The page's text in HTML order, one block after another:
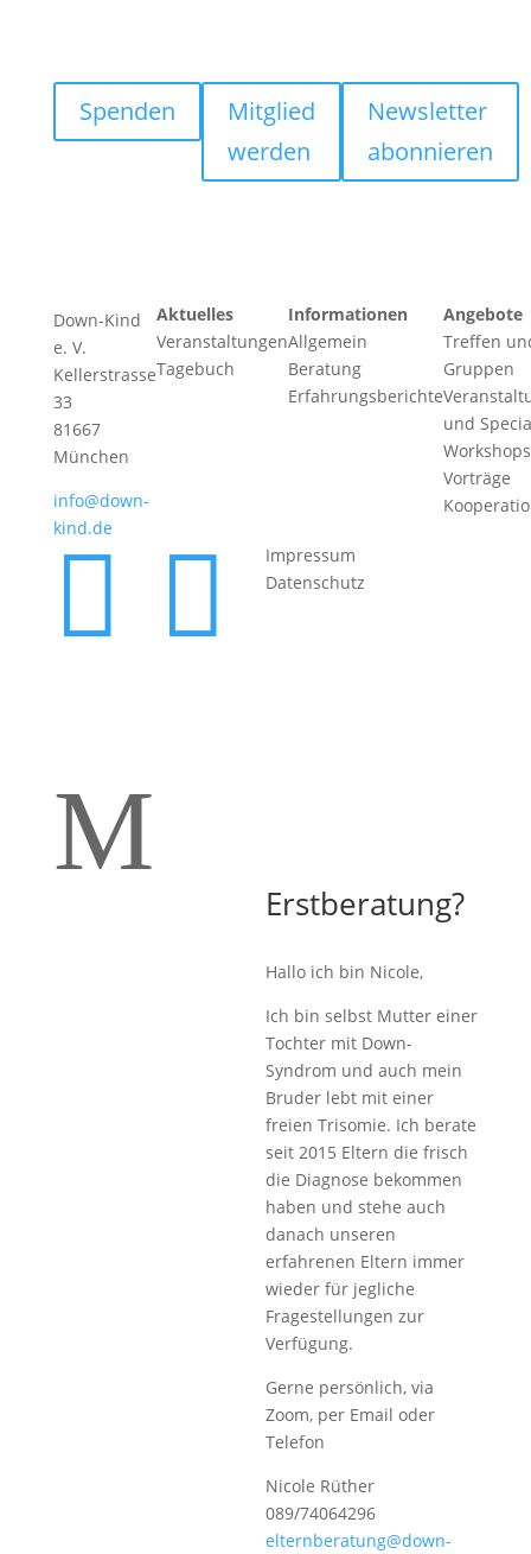
Spenden
Mitglied
werden
Newsletter
abonnieren
Down-Kind
e. V.
Kellerstrasse
33
81667
München
info@down-
kind.de
Aktuelles
Veranstaltungen
Tagebuch
Informationen
Allgemein
Beratung
Erfahrungsberichte
Angebote
Treffen
Gruppen
und
Vorträge
 
Impressum
Datenschutz
M
Erstberatung?
Hallo ich bin Nicole,
Ich bin selbst Mutter einer
Tochter mit Down-
Syndrom und auch mein
Bruder lebt mit einer
freien Trisomie. Ich berate
seit 2015 Eltern die frisch
die Diagnose bekommen
haben und stehe auch
danach unseren
erfahrenen Eltern immer
wieder für jegliche
Fragestellungen zur
Verfügung.
Gerne persönlich, via
Zoom, per Email oder
Telefon
Nicole Rüther
089/74064296
elternberatung@down-